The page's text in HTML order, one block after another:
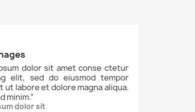
dolor sit amet conse ctetur
elit, sed do eiusmod tempor
ut labore et dolore magna aliqua.
minim.”
dolor sit